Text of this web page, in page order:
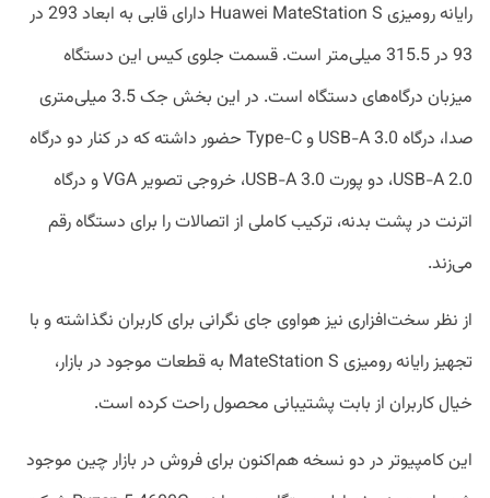
رایانه رومیزی Huawei MateStation S دارای قابی به ابعاد 293 در
93 در 315.5 میلی‌متر است. قسمت جلوی کیس این دستگاه
میزبان درگاه‌های دستگاه است. در این بخش جک 3.5 میلی‌متری
صدا، درگاه USB-A 3.0 و Type-C حضور داشته که در کنار دو درگاه
USB-A 2.0، دو پورت USB-A 3.0، خروجی تصویر VGA و درگاه
اترنت در پشت بدنه، ترکیب کاملی از اتصالات را برای دستگاه رقم
می‌زند.
از نظر سخت‌افزاری نیز هواوی جای نگرانی برای کاربران نگذاشته و با
تجهیز رایانه رومیزی MateStation S به قطعات موجود در بازار،
خیال کاربران از بابت پشتیبانی محصول راحت کرده است.
این کامپیوتر در دو نسخه هم‌اکنون برای فروش در بازار چین موجود